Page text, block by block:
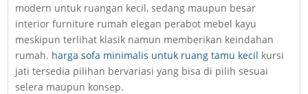
modern untuk ruangan kecil, sedang maupun besar
interior furniture rumah elegan perabot mebel kayu
meskipun terlihat klasik namun memberikan keindahan
rumah. harga sofa minimalis untuk ruang tamu kecil kursi
jati tersedia pilihan bervariasi yang bisa di pilih sesuai
selera maupun konsep.